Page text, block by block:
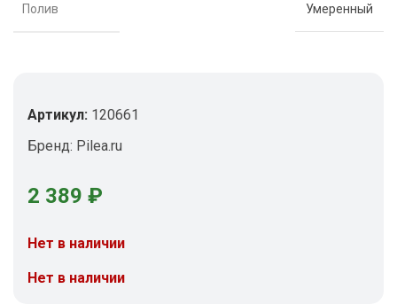
Полив Умеренный
Артикул: 120661
Бренд: Pilea.ru
2 389 ₽
Нет в наличии
Нет в наличии